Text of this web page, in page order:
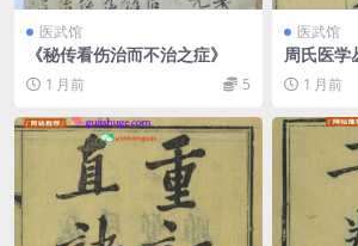
医武馆
《秘传看伤治而不治之症》
1 月前 5
医武馆
1 月前